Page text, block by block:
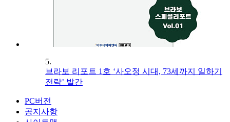
5.
브라보 리포트 1호 ‘사오정 시대, 73세까지 일하기
전략’ 발간
PC버전
공지사항